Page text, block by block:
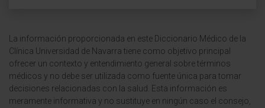
La información proporcionada en este Diccionario Médico de la
Clínica Universidad de Navarra tiene como objetivo principal
ofrecer un contexto y entendimiento general sobre términos
médicos y no debe ser utilizada como fuente única para tomar
decisiones relacionadas con la salud. Esta información es
meramente informativa y no sustituye en ningún caso el consejo,